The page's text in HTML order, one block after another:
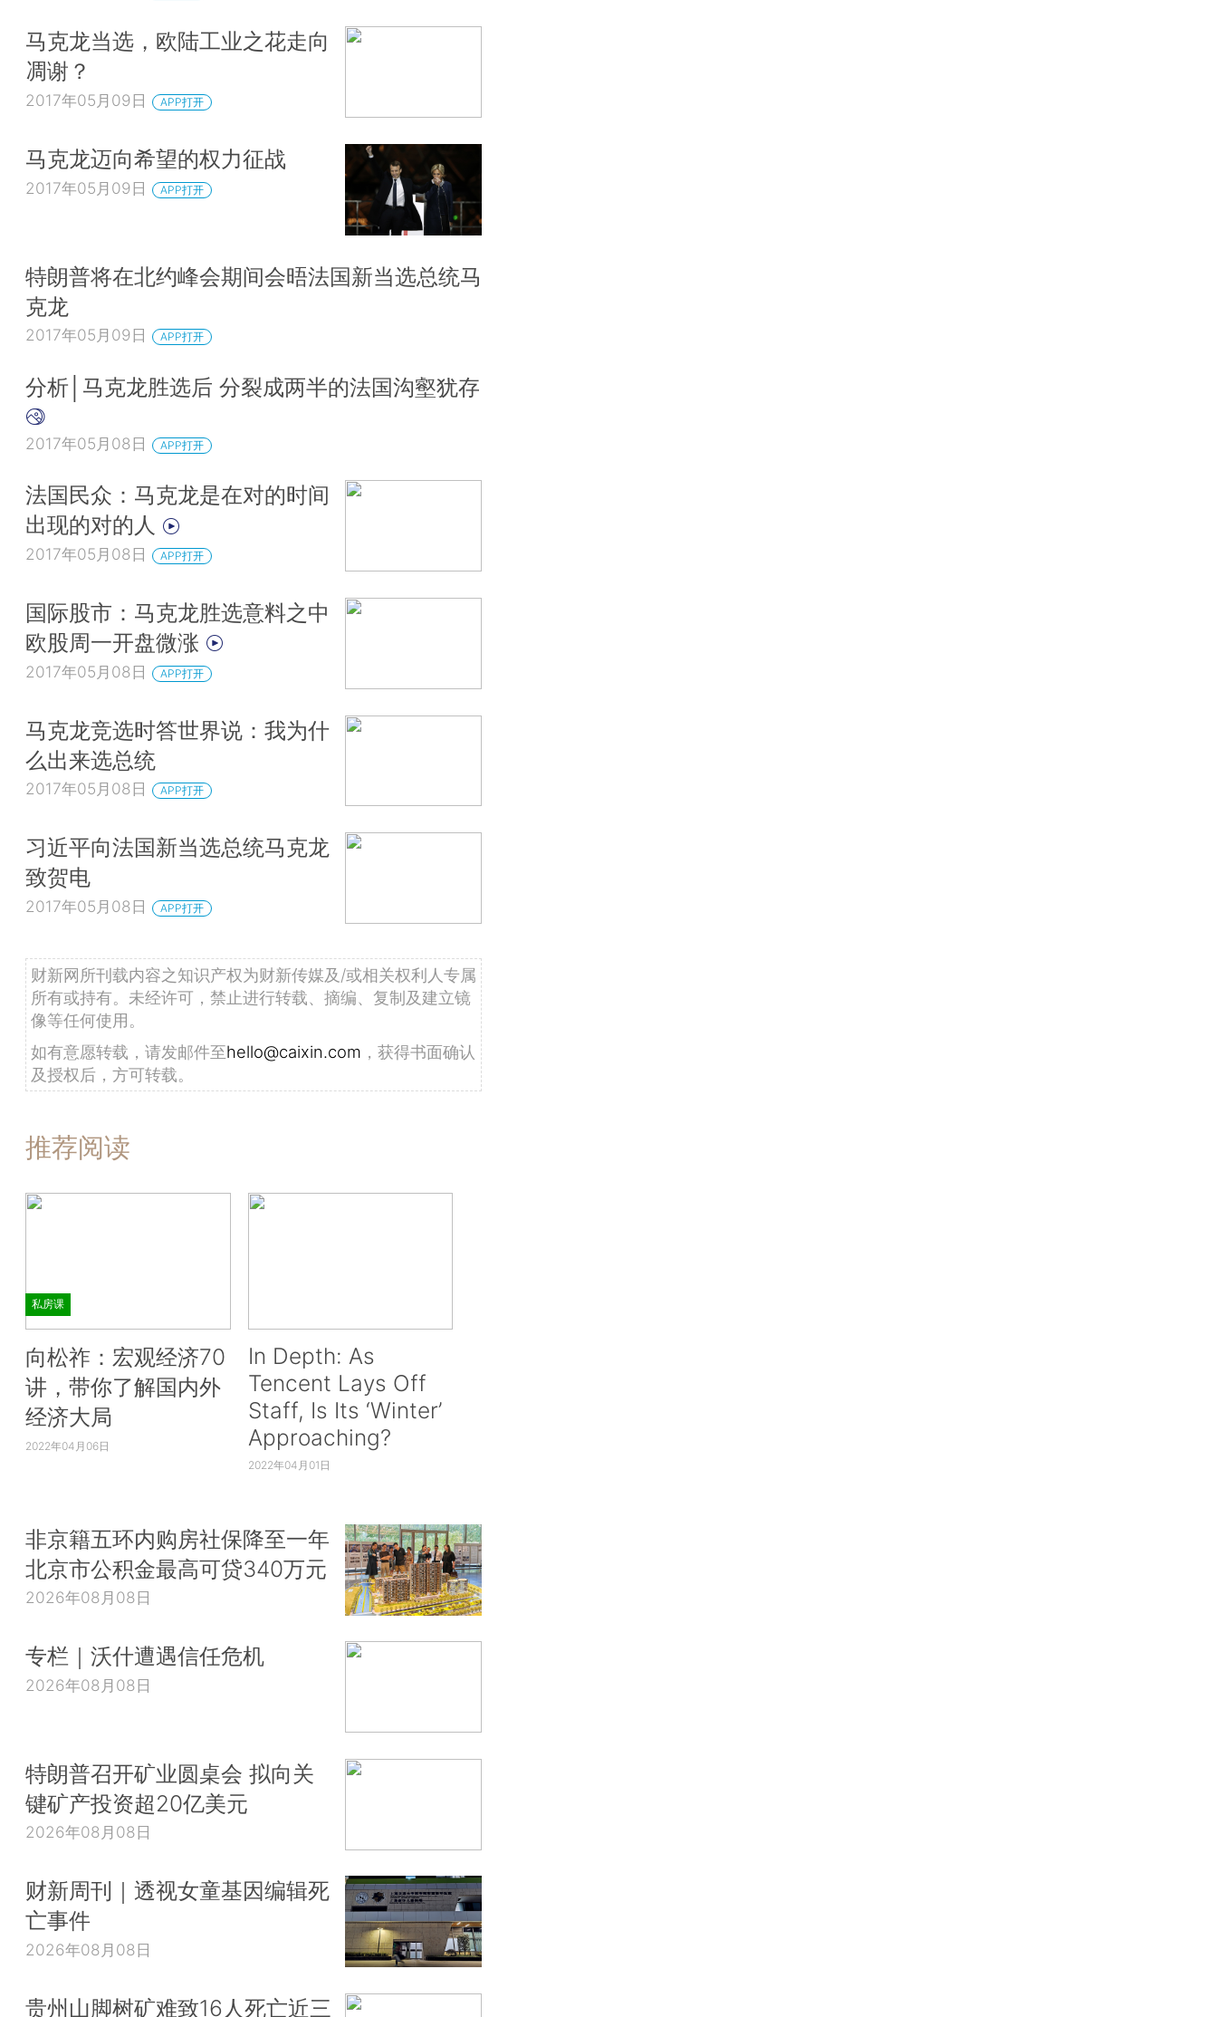
马克龙当选，欧陆工业之花走向
凋谢？
2017年05月09日 APP打开
马克龙迈向希望的权力征战
2017年05月09日 APP打开
特朗普将在北约峰会期间会晤法国新当选总统马
克龙
2017年05月09日 APP打开
分析│马克龙胜选后 分裂成两半的法国沟壑犹存
2017年05月08日 APP打开
法国民众：马克龙是在对的时间
出现的对的人
2017年05月08日 APP打开
国际股市：马克龙胜选意料之中
欧股周一开盘微涨
2017年05月08日 APP打开
马克龙竞选时答世界说：我为什
么出来选总统
2017年05月08日 APP打开
习近平向法国新当选总统马克龙
致贺电
2017年05月08日 APP打开
财新网所刊载内容之知识产权为财新传媒及/或相关权利人专属
所有或持有。未经许可，禁止进行转载、摘编、复制及建立镜
像等任何使用。
如有意愿转载，请发邮件至hello@caixin.com ，获得书面确认
及授权后，方可转载。
推荐阅读
私房课
向松祚：宏观经济70
讲，带你了解国内外
经济大局
2022年04月06日
In Depth: As
Tencent Lays Off
Staff, Is Its ‘Winter’
Approaching?
2022年04月01日
非京籍五环内购房社保降至一年
北京市公积金最高可贷340万元
2026年08月08日
专栏｜沃什遭遇信任危机
2026年08月08日
特朗普召开矿业圆桌会 拟向关
键矿产投资超20亿美元
2026年08月08日
财新周刊｜透视女童基因编辑死
亡事件
2026年08月08日
贵州山脚树矿难致16人死亡近三